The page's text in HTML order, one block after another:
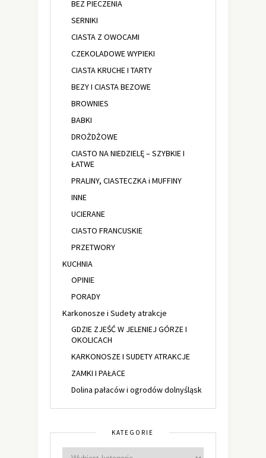
BEZ PIECZENIA
SERNIKI
CIASTA Z OWOCAMI
CZEKOLADOWE WYPIEKI
CIASTA KRUCHE I TARTY
BEZY I CIASTA BEZOWE
BROWNIES
BABKI
DROŻDŻOWE
CIASTO NA NIEDZIELĘ – SZYBKIE I
ŁATWE
PRALINY, CIASTECZKA i MUFFINY
INNE
UCIERANE
CIASTO FRANCUSKIE
PRZETWORY
KUCHNIA
OPINIE
PORADY
Karkonosze i Sudety atrakcje
GDZIE ZJEŚĆ W JELENIEJ GÓRZE I
OKOLICACH
KARKONOSZE I SUDETY ATRAKCJE
ZAMKI I PAŁACE
Dolina pałaców i ogrodów dolnyśląsk
KATEGORIE